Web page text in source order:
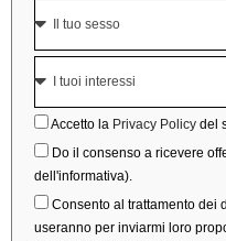
Accetto la Privacy Policy del
Do il consenso a ricevere
dell'informativa).
Consento al trattamento dei
useranno per inviarmi loro